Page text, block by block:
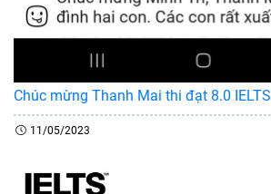
Chúc mừng Thanh Mai thi đạt 8.0 IELTS
11/05/2023